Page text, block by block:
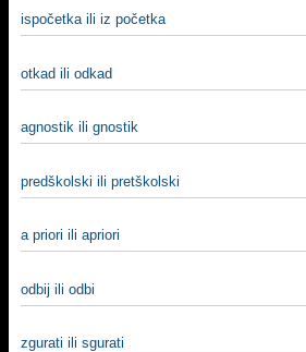
ispočetka ili iz početka
otkad ili odkad
agnostik ili gnostik
predškolski ili pretškolski
a priori ili apriori
odbij ili odbi
zgurati ili sgurati